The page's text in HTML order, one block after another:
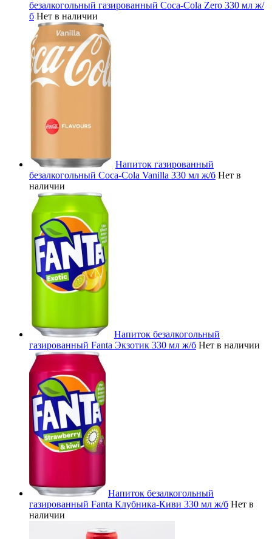
безалкогольный газированный Coca-Cola Zero 330 мл ж/
б Нет в наличии
Напиток газированный
безалкогольный Coca-Cola Vanilla 330 мл ж/б Нет в
наличии
Напиток безалкогольный
газированный Fanta Экзотик 330 мл ж/б Нет в наличии
Напиток безалкогольный
газированный Fanta Клубника-Киви 330 мл ж/б Нет в
наличии